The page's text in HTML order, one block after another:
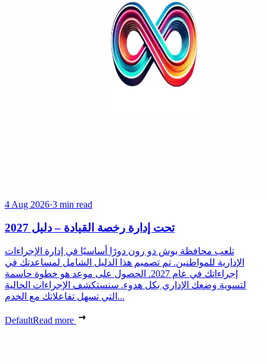
4 Aug 2026·3 min read
تحت إدارة رخصة القيادة – دليل 2027
تلعب محافظة بوش دو رون دورًا أساسيًا في إدارة الإجراءات
الإدارية للمواطنين. تم تصميم هذا الدليل الشامل لمساعدتك في
إجراءاتك في عام 2027. الحصول على موعد هو خطوة حاسمة
لتسوية وضعك الإداري بكل هدوء. سنستكشف الإجراءات الحالية
التي تسهل تفاعلاتك مع الخدم...
DefaultRead more